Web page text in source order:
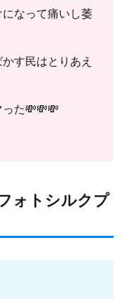
なって痛いし萎
す民はとりあえ
た💸💸💸
ォトシルクプ